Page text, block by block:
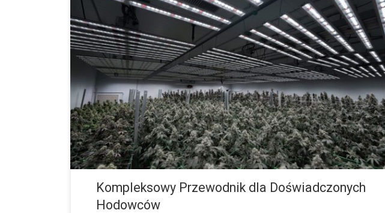
Zrozumienie sztuki świadomego przycinania konopi stanowi jeden z najważniejszych
elementów skutecznej uprawy, pozwalający znacząco zwiększyć jakość i wielkość
zbiorów. Umiejętne usuwanie liści, pędów i gałęzi wpływa nie tylko na poprawę
struktury rośliny, ale również optymalizuje jej funkcjonowanie biologiczne. Dlaczego
warto przycinać konopie? • Umożliwienie światłu dotarcia do dolnych części rośliny. •
Zwiększenie cyrkulacji powietrza w gęstej koronie. • Lepsze rozdzielenie składników
pokarmowych. • Wyższe plony o większej masie. • Kontrola […]
Kompleksowy Przewodnik dla Doświadczonych
Hodowców